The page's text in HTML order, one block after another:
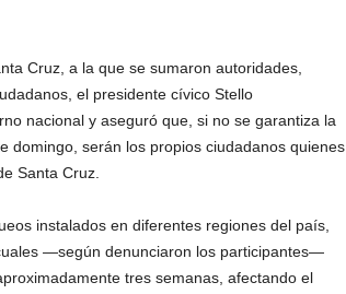
Cruz, a la que se sumaron autoridades,
el presidente cívico Stello
nacional y aseguró que, si no se garantiza la
domingo, serán los propios ciudadanos quienes
Santa Cruz.
instalados en diferentes regiones del país,
—según denunciaron los participantes—
tres semanas, afectando el